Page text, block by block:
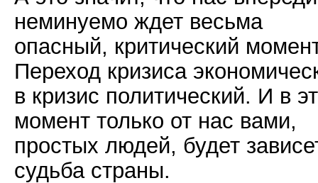
неминуемо ждет весьма
опасный, критический
Переход кризиса
в кризис политический. И в
момент только от нас вами,
простых людей, будет
судьба страны.